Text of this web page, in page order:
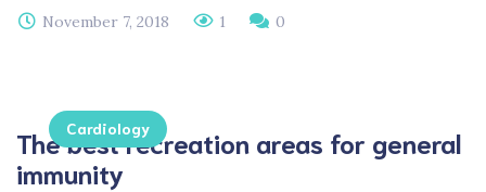
November 7, 2018 1 0
Cardiology
The best recreation areas for general
immunity